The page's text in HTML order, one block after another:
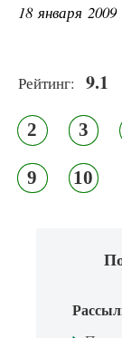
18 января 2009
Рейтинг: 9.1
2 3
9 10